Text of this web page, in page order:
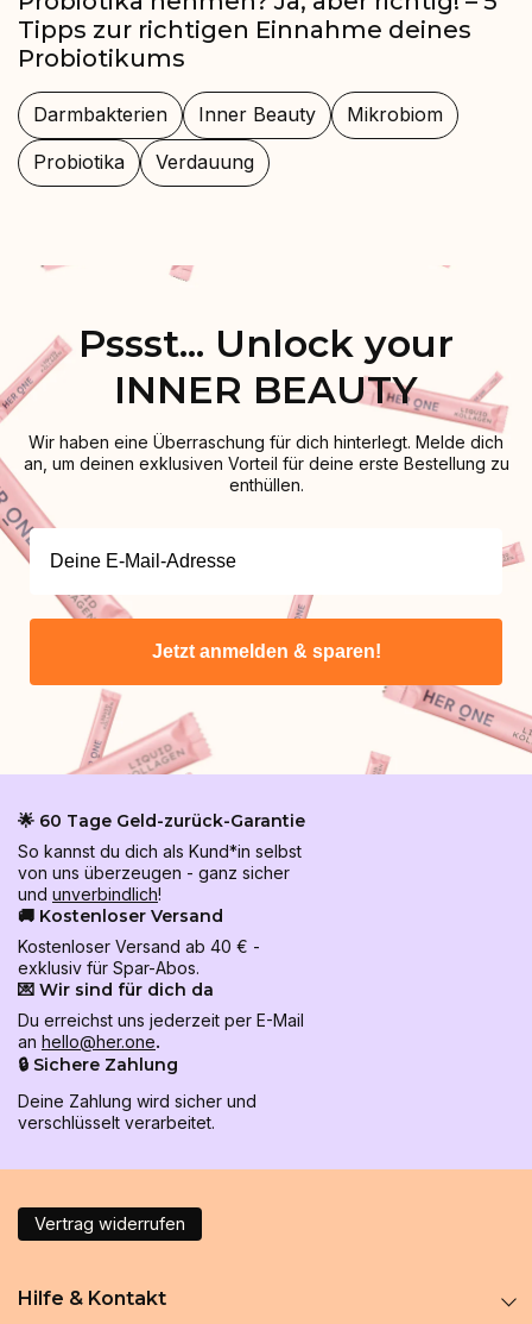
Tipps zur richtigen Einnahme deines
Probiotikums
Darmbakterien Inner Beauty
Mikrobiom
Probiotika
Verdauung
Pssst... Unlock your
INNER BEAUTY
Wir haben eine Überraschung für dich hinterlegt. Melde dich
an, um deinen exklusiven Vorteil für deine erste Bestellung zu
enthüllen.
Jetzt anmelden & sparen!
🌟 60 Tage Geld-zurück-Garantie
So kannst du dich als Kund*in selbst
von uns überzeugen - ganz sicher
und unverbindlich!
🚚 Kostenloser Versand
Kostenloser Versand ab 40 € -
exklusiv für Spar-Abos.
💌 Wir sind für dich da
Du erreichst uns jederzeit per E-Mail
an hello@her.one.
🔒 Sichere Zahlung
Deine Zahlung wird sicher und
verschlüsselt verarbeitet.
Vertrag widerrufen
Hilfe & Kontakt